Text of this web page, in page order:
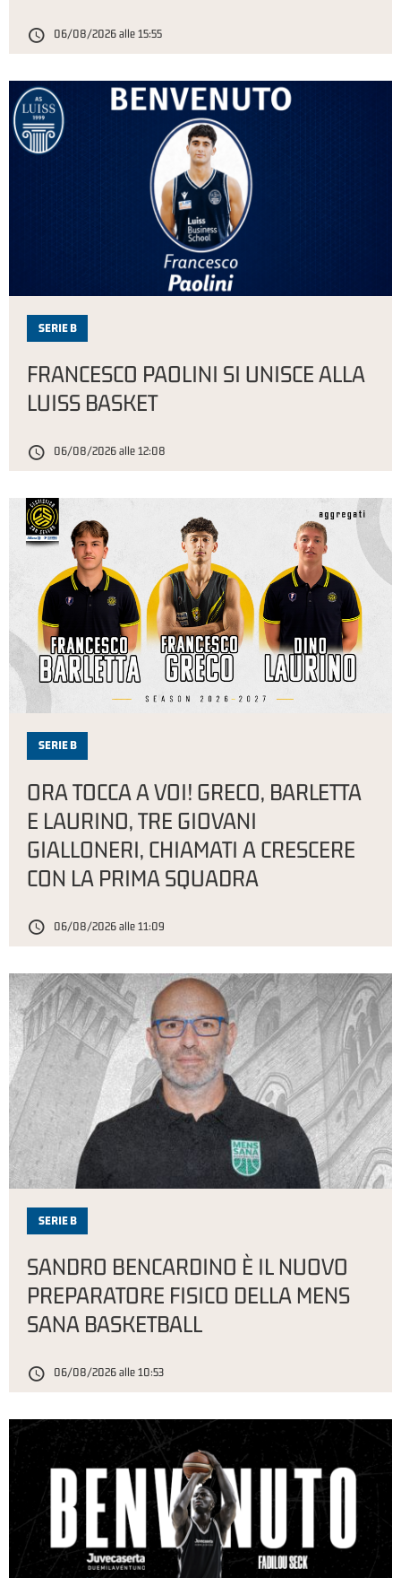
06/08/2026 alle 15:55
SERIE B
FRANCESCO PAOLINI SI UNISCE ALLA
LUISS BASKET
06/08/2026 alle 12:08
SERIE B
ORA TOCCA A VOI! GRECO, BARLETTA
E LAURINO, TRE GIOVANI
GIALLONERI, CHIAMATI A CRESCERE
CON LA PRIMA SQUADRA
06/08/2026 alle 11:09
SERIE B
SANDRO BENCARDINO È IL NUOVO
PREPARATORE FISICO DELLA MENS
SANA BASKETBALL
06/08/2026 alle 10:53